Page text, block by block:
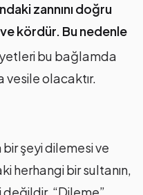
zannını doğru
ve kördür. Bu nedenle
bu bağlamda
vesile olacaktır.
bir şeyi dilemesi ve
herhangi bir sultanın,